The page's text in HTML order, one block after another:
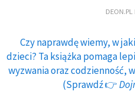
DEON.PL
Czy naprawdę wiemy, w
dzieci? Ta książka pomaga
wyzwania oraz codzienność,
(Sprawdź 👉